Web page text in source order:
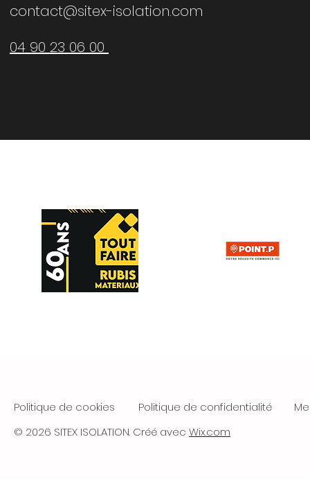
contact@sitex-isolation.com
04 90 23 06 00
Politique de cookies Politique de confidentialité
© 2026 SITEX ISOLATION. Créé avec Wix.com